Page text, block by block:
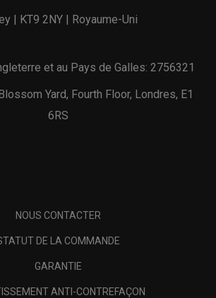
| KT9 2NY | Royaume-Uni
et au Pays de Galles: 2756321
Yard, Fourth Floor, Londres, E1
6RS
NOUS CONTACTER
DE LA COMMANDE
GARANTIE
ANTI-CONTREFAÇON